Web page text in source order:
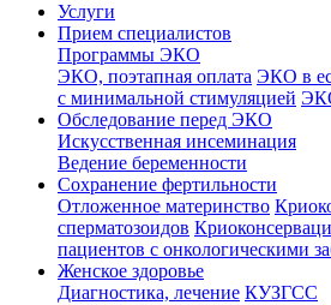
Услуги
Прием специалистов
Программы ЭКО
ЭКО, поэтапная оплата ЭКО в
с минимальной стимуляцией
Обследование перед ЭКО
Искусственная инсеминация
Ведение беременности
Сохранение фертильности
Отложенное материнство
сперматозоидов
пациентов с онкологическими
Женское здоровье
Диагностика, лечение КУЗГСС